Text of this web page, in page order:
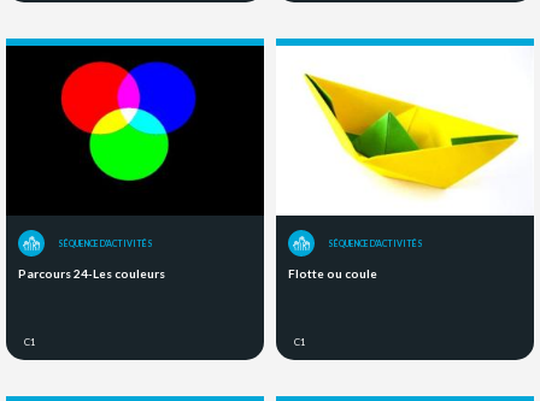
SÉQUENCE D'ACTIVITÉS
Parcours 24-Les couleurs
C1
SÉQUENCE D'ACTIVITÉS
Flotte ou coule
C1